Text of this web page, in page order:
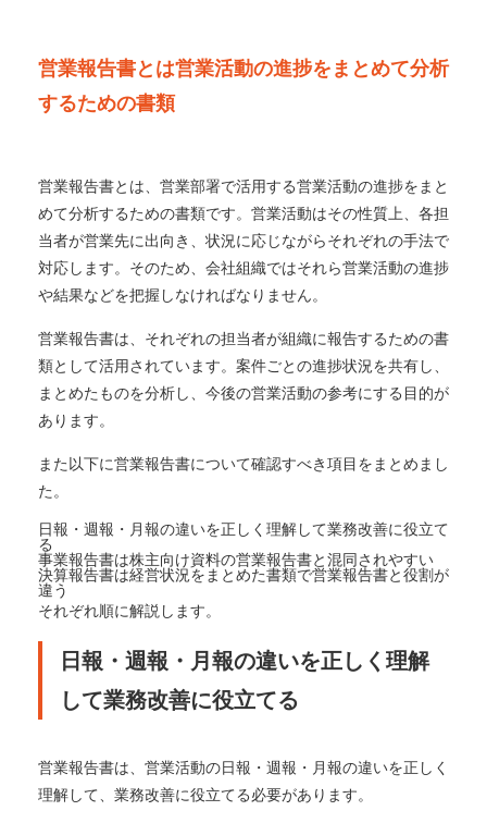
営業報告書とは営業活動の進捗をまとめて分析
するための書類
営業報告書とは、営業部署で活用する営業活動の進捗をまと
めて分析するための書類です。営業活動はその性質上、各担
当者が営業先に出向き、状況に応じながらそれぞれの手法で
対応します。そのため、会社組織ではそれら営業活動の進捗
や結果などを把握しなければなりません。
営業報告書は、それぞれの担当者が組織に報告するための書
類として活用されています。案件ごとの進捗状況を共有し、
まとめたものを分析し、今後の営業活動の参考にする目的が
あります。
また以下に営業報告書について確認すべき項目をまとめまし
た。
日報・週報・月報の違いを正しく理解して業務改善に役立て
る
事業報告書は株主向け資料の営業報告書と混同されやすい
決算報告書は経営状況をまとめた書類で営業報告書と役割が
違う
それぞれ順に解説します。
日報・週報・月報の違いを正しく理解
して業務改善に役立てる
営業報告書は、営業活動の日報・週報・月報の違いを正しく
理解して、業務改善に役立てる必要があります。